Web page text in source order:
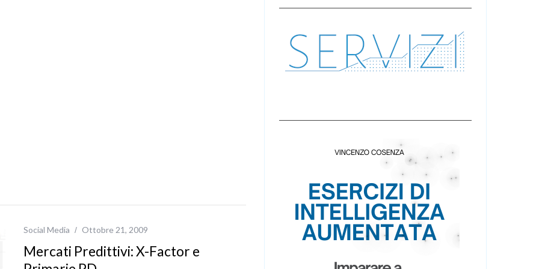
Social Media Ottobre 21, 2009
Mercati Predittivi: X-Factor e